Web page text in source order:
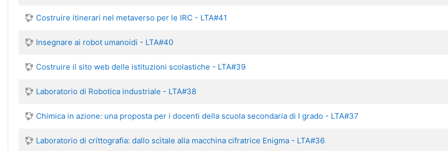
Costruire itinerari nel metaverso per le IRC - LTA#41
Insegnare ai robot umanoidi - LTA#40
Costruire il sito web delle istituzioni scolastiche - LTA#39
Laboratorio di Robotica industriale - LTA#38
Chimica in azione: una proposta per i docenti della scuola secondaria di I grado - LTA#37
Laboratorio di crittografia: dallo scìtale alla macchina cifratrice Enigma - LTA#36